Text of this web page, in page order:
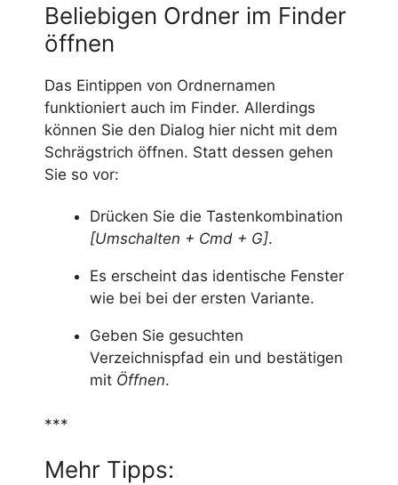
Beliebigen Ordner im Finder
öffnen
Das Eintippen von Ordnernamen
funktioniert auch im Finder. Allerdings
können Sie den Dialog hier nicht mit dem
Schrägstrich öffnen. Statt dessen gehen
Sie so vor:
Drücken Sie die Tastenkombination
[Umschalten + Cmd + G].
Es erscheint das identische Fenster
wie bei bei der ersten Variante.
Geben Sie gesuchten
Verzeichnispfad ein und bestätigen
mit Öffnen.
***
Mehr Tipps: